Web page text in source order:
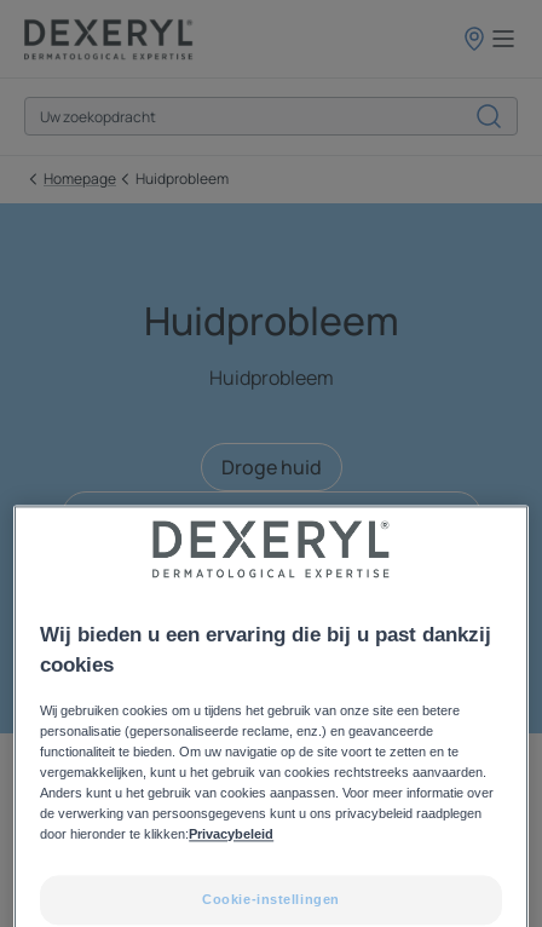
Homepage Huidprobleem
Huidprobleem
Huidprobleem
Droge huid
Erytheem veroorzaakt door radiotherapie
Droge huid veroorzaakt door diabetes
7 Resultaten "Huidprobleem"
DEXECLEAR
hydraterende
DEXECLEAR
Wij bieden u een ervaring die bij u past dankzij
cookies
Wij gebruiken cookies om u tijdens het gebruik van onze site een betere
personalisatie (gepersonaliseerde reclame, enz.) en geavanceerde
functionaliteit te bieden. Om uw navigatie op de site voort te zetten en te
vergemakkelijken, kunt u het gebruik van cookies rechtstreeks aanvaarden.
Anders kunt u het gebruik van cookies aanpassen. Voor meer informatie over
de verwerking van persoonsgegevens kunt u ons privacybeleid raadplegen
door hieronder te klikken: Privacybeleid
Cookie-instellingen